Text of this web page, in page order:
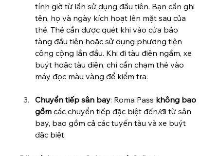
tính giờ từ lần sử dụng đầu tiên. Bạn cần ghi
tên, họ và ngày kích hoạt lên mặt sau của
thẻ. Thẻ cần được quét khi vào cửa bảo
tàng đầu tiên hoặc sử dụng phương tiện
công cộng lần đầu. Khi đi tàu điện ngầm, xe
buýt hoặc tàu điện, chỉ cần chạm thẻ vào
máy đọc màu vàng để kiểm tra.
Chuyển tiếp sân bay: Roma Pass không bao
gồm các chuyển tiếp đặc biệt đến/đi từ sân
bay, bao gồm cả các tuyến tàu và xe buýt
đặc biệt.